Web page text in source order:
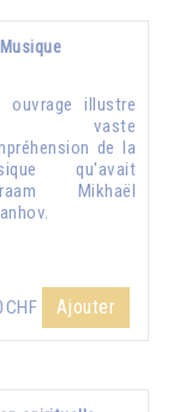
ouvrage illustre
vaste
de la
qu'avait
Mikhaël
Ajouter